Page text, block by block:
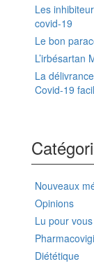
Les
covid-19
Le bon
L’irbésartan
La
Covid-19
Nouveaux
Opinions
Lu pour vous
Diététique